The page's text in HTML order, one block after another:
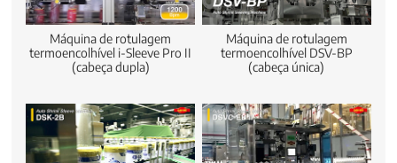
Máquina de rotulagem
termoencolhível i-Sleeve Pro II
(cabeça dupla)
Máquina de rotulagem
termoencolhível DSV-BP
(cabeça única)